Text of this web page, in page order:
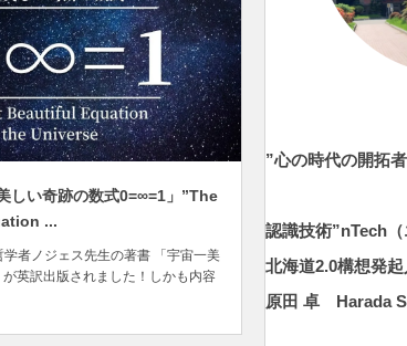
しい奇跡の数式0=∞=1」”The
...
者ノジェス先生の著書 「宇宙一美
英訳出版されました！しかも内容
プされているとのことです。 これ
”心の時代の開拓
認識技術”nTech（
北海道2.0構想発
原田 卓 Harada